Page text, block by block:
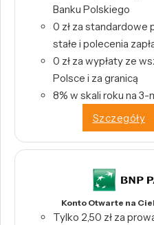
Banku Polskiego
0 zł za standardowe
stałe i polecenia
0 zł za wypłaty ze
Polsce i za granicą
8% w skali roku na
Szczegóły
Konto Otwarte na
Tylko 2,50 zł za